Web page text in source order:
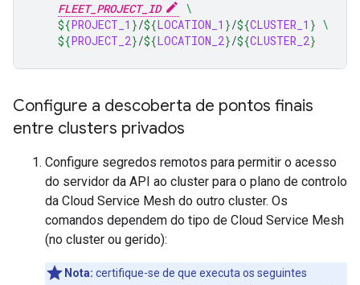
FLEET_PROJECT_ID
\
${PROJECT_1 }/${LOCATION_1 }/${CLUSTER_1 } \
${PROJECT_2}/${LOCATION_2}/${CLUSTER_2}
Configure a descoberta de pontos finais
entre clusters privados
Configure segredos remotos para permitir o acesso
do servidor da API ao cluster para o plano de controlo
da Cloud Service Mesh do outro cluster. Os
comandos dependem do tipo de Cloud Service Mesh
(no cluster ou gerido):
Nota: certifique-se de que executa os seguintes